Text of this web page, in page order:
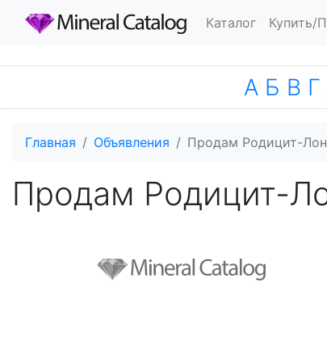
Каталог Купить/
Главная Объявления Продам Родицит-
Продам Родицит-
А Б В Г